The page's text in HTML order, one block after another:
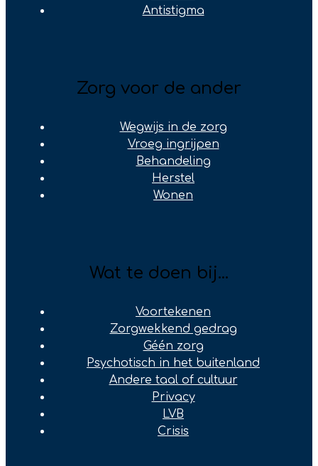
Antistigma
Zorg voor de ander
Wegwijs in de zorg
Vroeg ingrijpen
Behandeling
Herstel
Wonen
Wat te doen bij...
Voortekenen
Zorgwekkend gedrag
Géén zorg
Psychotisch in het buitenland
Andere taal of cultuur
Privacy
LVB
Crisis